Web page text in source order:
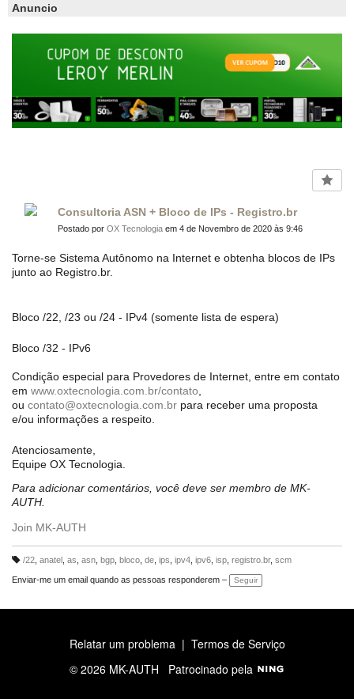
Anuncio
Consultoria ASN + Bloco de IPs - Registro.br
Postado por OX Tecnologia em 4 de Novembro de 2020 às 9:46
Torne-se Sistema Autônomo na Internet e obtenha blocos de IPs
junto ao Registro.br.
Bloco /22, /23 ou /24 - IPv4 (somente lista de espera)
Bloco /32 - IPv6
Condição especial para Provedores de Internet, entre em contato
em www.oxtecnologia.com.br/contato
ou contato@oxtecnologia.com.br para receber uma proposta
e/ou informações a respeito.
Atenciosamente,
Equipe OX Tecnologia.
Para adicionar comentários, você deve ser membro de MK-
AUTH.
Join MK-AUTH
ar
c
õ
/22, anatel, as asn, bgp, bloco, de, ips ipv4, ipv6, isp, registro.br, scm
Enviar-me um email quando as pessoas responderem – Seguir
Relatar um problema | Termos de Serviço
© 2026 MK-AUTH Patrocinado pela